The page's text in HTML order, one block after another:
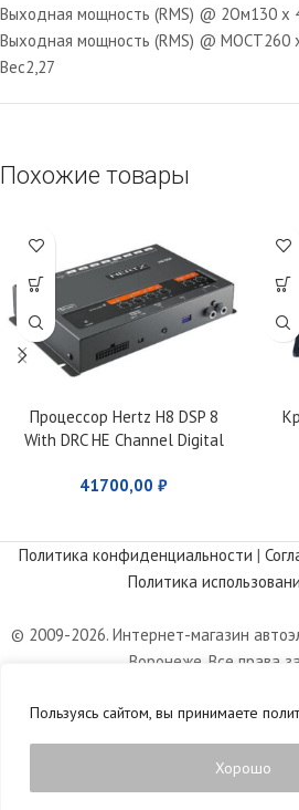
Пользуясь сайтом, вы принимаете
Хорошо
Выходная мощность (RMS) @ 2Ом130 x
Выходная мощность (RMS) @ МОСТ260
Вес2,27
Похожие товары
Процессор Hertz H8 DSP 8
With DRC HE Channel Digital
41700,00 ₽
Политика конфиденциальности |
Политика
© 2009-2026. Интернет-магазин
Воронеже. Все права
характер и не является публичной
положениями статьи 437